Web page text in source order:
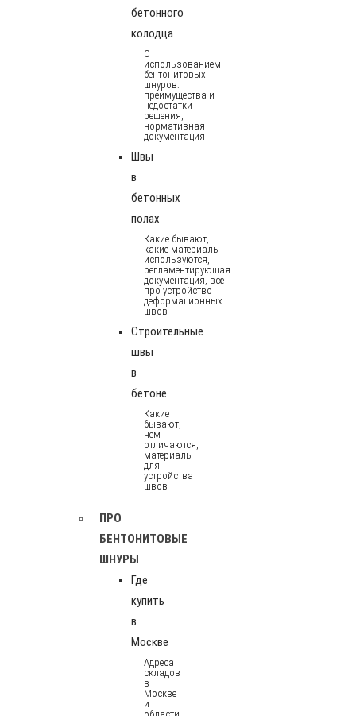
бетонного
колодца
С
использованием
бентонитовых
шнуров:
преимущества и
недостатки
решения,
нормативная
документация
Швы
в
бетонных
полах
Какие бывают,
какие материалы
используются,
регламентирующая
документация, всё
про устройство
деформационных
швов
Строительные
швы
в
бетоне
Какие
бывают,
чем
отличаются,
материалы
для
устройства
швов
ПРО
БЕНТОНИТОВЫЕ
ШНУРЫ
Где
купить
в
Москве
Адреса
складов
в
Москве
и